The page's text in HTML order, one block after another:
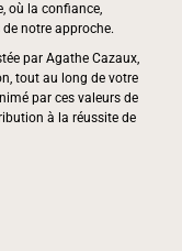
où la confiance,
de notre approche.
par Agathe Cazaux,
tout au long de votre
par ces valeurs de
à la réussite de